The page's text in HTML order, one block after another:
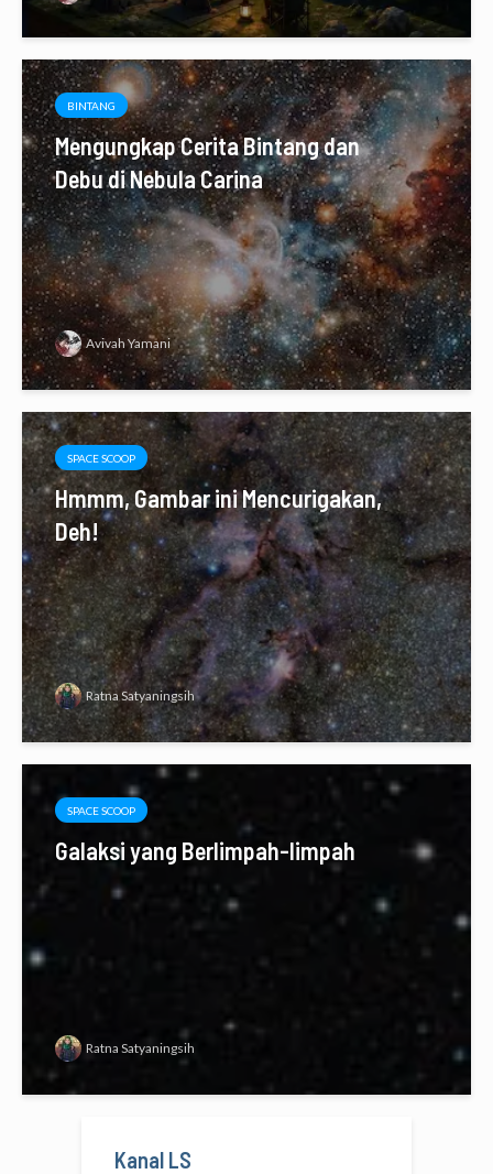
BINTANG
Mengungkap Cerita Bintang dan
Debu di Nebula Carina
Avivah Yamani
SPACE SCOOP
Hmmm, Gambar ini Mencurigakan,
Deh!
Ratna Satyaningsih
SPACE SCOOP
Galaksi yang Berlimpah-limpah
Ratna Satyaningsih
Kanal LS